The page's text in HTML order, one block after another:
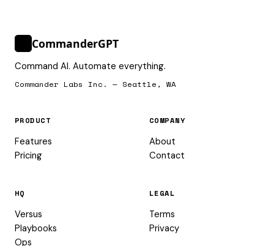
CommanderGPT
Command AI. Automate everything.
Commander Labs Inc. — Seattle, WA
PRODUCT
Features
Pricing
COMPANY
About
Contact
HQ
Versus
Playbooks
Ops
LEGAL
Terms
Privacy